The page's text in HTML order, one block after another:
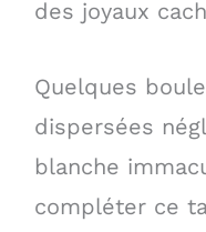
des joyaux
Quelques
dispersées
blanche
compléter ce